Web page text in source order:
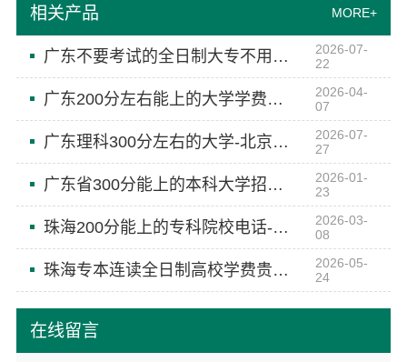
在线留言
相关产品 MORE+
广东不要考试的全日制大专不用考试-北京理工大学珠海学院继续教育学院
2026-07-
22
广东200分左右能上的大学学费贵不贵-北京理工大学珠海学院继续教育学院
2026-04-
07
广东理科300分左右的大学-北京理工大学珠海学院继续教育学院
2026-07-
27
广东省300分能上的本科大学招生分数线-北京理工大学珠海学院继续教育学院
2026-01-
23
珠海200分能上的专科院校电话-北京理工大学珠海学院继续教育学院
2026-03-
08
珠海专本连读全日制高校学费贵吗-北京理工大学珠海学院继教院
2026-05-
24